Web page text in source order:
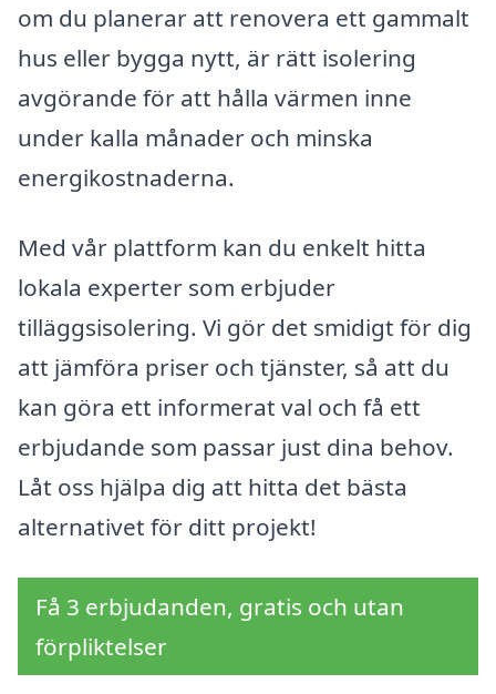
om du planerar att renovera ett gammalt
hus eller bygga nytt, är rätt isolering
avgörande för att hålla värmen inne
under kalla månader och minska
energikostnaderna.
Med vår plattform kan du enkelt hitta
lokala experter som erbjuder
tilläggsisolering. Vi gör det smidigt för dig
att jämföra priser och tjänster, så att du
kan göra ett informerat val och få ett
erbjudande som passar just dina behov.
Låt oss hjälpa dig att hitta det bästa
alternativet för ditt projekt!
Få 3 erbjudanden, gratis och utan
förpliktelser